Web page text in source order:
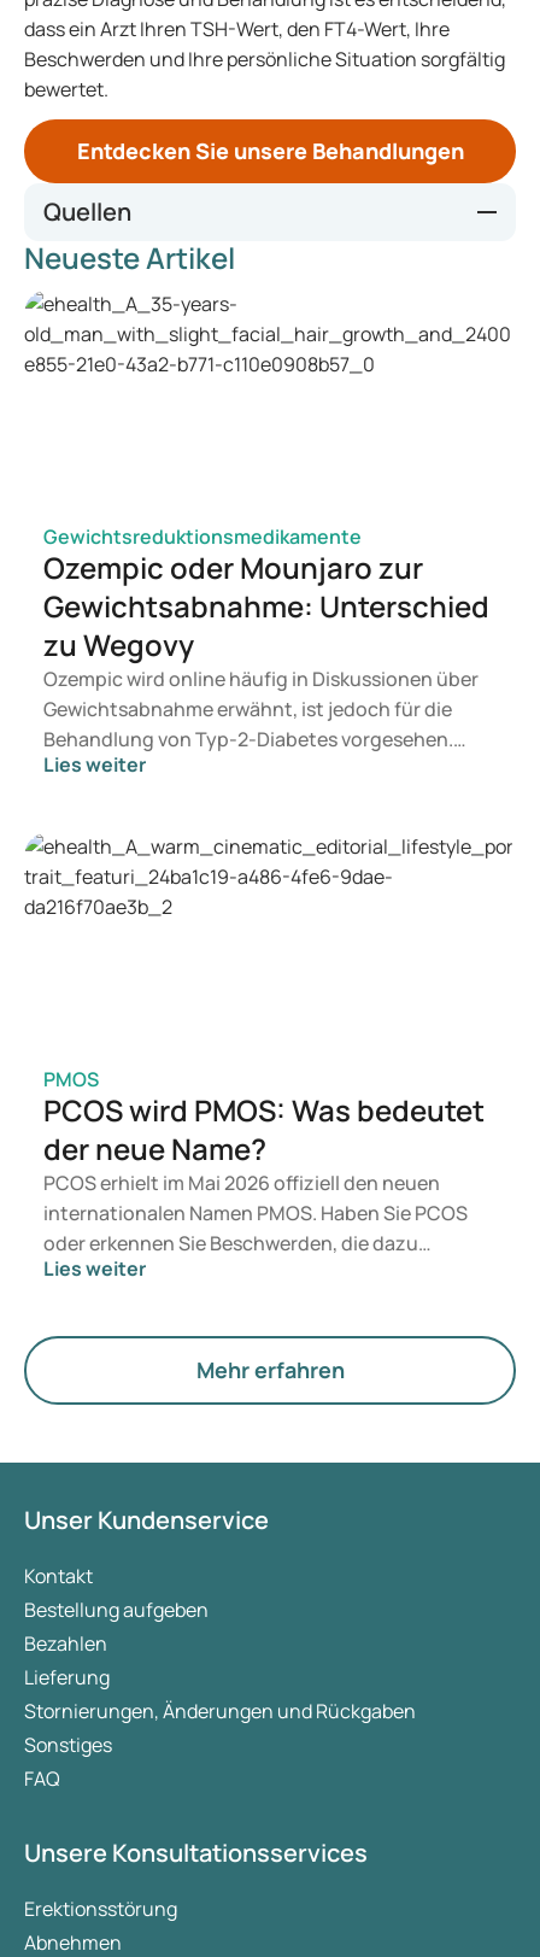
dass ein Arzt Ihren TSH-Wert, den FT4-Wert, Ihre
Beschwerden und Ihre persönliche Situation sorgfältig
bewertet.
Entdecken Sie unsere Behandlungen
Quellen
Biochemical Testing of the Thyroid:
Oftentimes, Only Test Needed – A Review for Primary Care
- PMC (nih.gov)
Advances in Thyroid Function Tests:Precision Diagnostics
and Clinical Implications - PMC (nih.gov)
Neueste Artikel
Gewichtsreduktionsmedikamente
Ozempic oder Mounjaro zur
Gewichtsabnahme: Unterschied
zu Wegovy
Ozempic wird online häufig in Diskussionen über
Gewichtsabnahme erwähnt, ist jedoch für die
Behandlung von Typ-2-Diabetes vorgesehen.
Suchen Sie eine Therapie zur Gewichtskontrolle,
geeignet ist, entscheidet ein Arzt auf Grundlage
Ihrer Gesundheit, Ihres BMI und Ihres
Medikamentenkonsums.
Lies weiter
PMOS
PCOS wird PMOS: Was bedeutet
der neue Name?
PCOS erhielt im Mai 2026 offiziell den neuen
internationalen Namen PMOS. Haben Sie PCOS
oder erkennen Sie Beschwerden, die dazu
passen? Medizinisch ändert sich zunächst nichts.
Hormone, den Stoffwechsel und die Funktion der
Lies weiter
Mehr erfahren
Unser Kundenservice
Kontakt
Bestellung aufgeben
Bezahlen
Lieferung
Stornierungen, Änderungen und Rückgaben
Sonstiges
FAQ
Unsere Konsultationsservices
Erektionsstörung
Abnehmen